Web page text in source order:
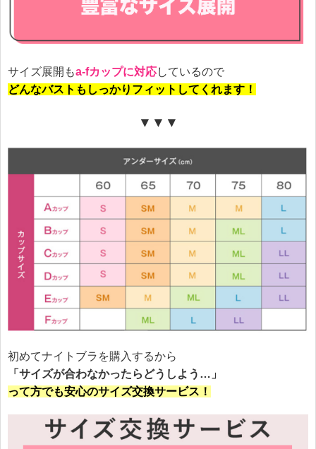
サイズ展開もa-fカップに対応しているので
どんなバストもしっかりフィットしてくれます！
▼▼▼
初めてナイトブラを購入するから
「サイズが合わなかったらどうしよう…」
って方でも安心のサイズ交換サービス！